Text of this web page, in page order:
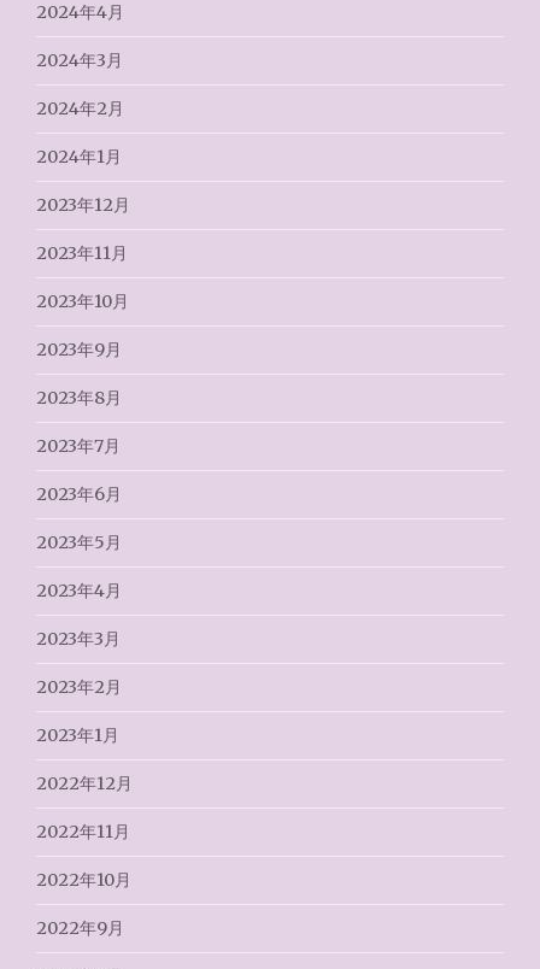
2024年4月
2024年3月
2024年2月
2024年1月
2023年12月
2023年11月
2023年10月
2023年9月
2023年8月
2023年7月
2023年6月
2023年5月
2023年4月
2023年3月
2023年2月
2023年1月
2022年12月
2022年11月
2022年10月
2022年9月